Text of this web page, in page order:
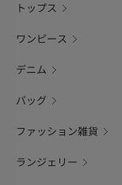
トップス
ワンピース
デニム
バッグ
ファッション雑貨
ランジェリー